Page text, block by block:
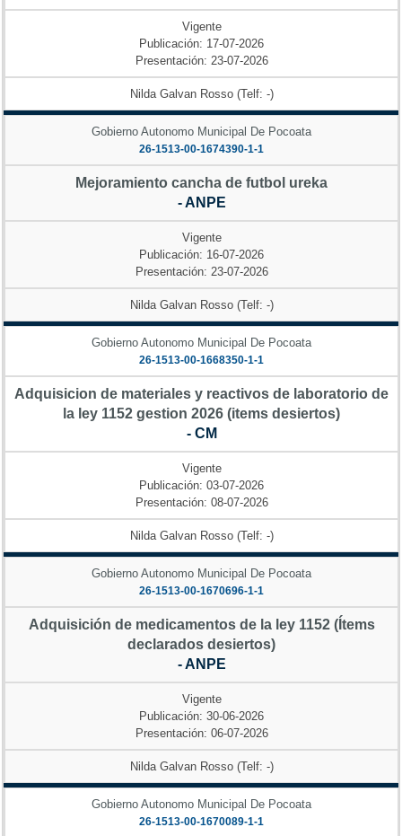
Vigente
Publicación: 17-07-2026
Presentación: 23-07-2026
Nilda Galvan Rosso (Telf: -)
Gobierno Autonomo Municipal De Pocoata
26-1513-00-1674390-1-1
Mejoramiento cancha de futbol ureka
- ANPE
Vigente
Publicación: 16-07-2026
Presentación: 23-07-2026
Nilda Galvan Rosso (Telf: -)
Gobierno Autonomo Municipal De Pocoata
26-1513-00-1668350-1-1
Adquisicion de materiales y reactivos de laboratorio de
la ley 1152 gestion 2026 (items desiertos)
- CM
Vigente
Publicación: 03-07-2026
Presentación: 08-07-2026
Nilda Galvan Rosso (Telf: -)
Gobierno Autonomo Municipal De Pocoata
26-1513-00-1670696-1-1
Adquisición de medicamentos de la ley 1152 (Ítems
declarados desiertos)
- ANPE
Vigente
Publicación: 30-06-2026
Presentación: 06-07-2026
Nilda Galvan Rosso (Telf: -)
Gobierno Autonomo Municipal De Pocoata
26-1513-00-1670089-1-1